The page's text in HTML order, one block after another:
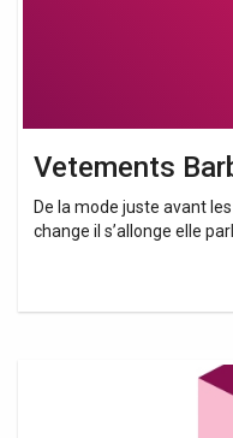
Vetements
De la mode juste avant
change il s’allonge elle